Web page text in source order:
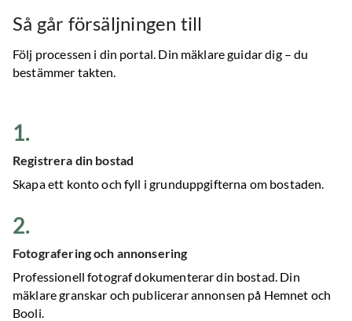
Så går försäljningen till
Följ processen i din portal. Din mäklare guidar dig – du
bestämmer takten.
1.
Registrera din bostad
Skapa ett konto och fyll i grunduppgifterna om bostaden.
2.
Fotografering och annonsering
Professionell fotograf dokumenterar din bostad. Din
mäklare granskar och publicerar annonsen på Hemnet och
Booli.